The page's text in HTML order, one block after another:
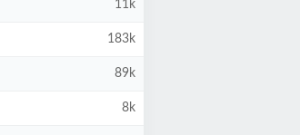
11k
183k
89k
8k